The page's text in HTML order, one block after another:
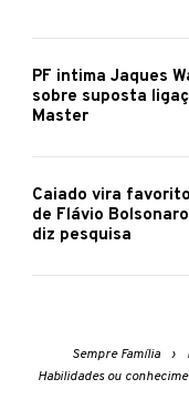
PF intima Jaques
sobre suposta
Master
Caiado vira
de Flávio
diz pesquisa
Sempre Família
Habilidades ou